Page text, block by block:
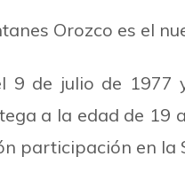
Orozco es el
9 de julio de
a la edad de 19
participación en la